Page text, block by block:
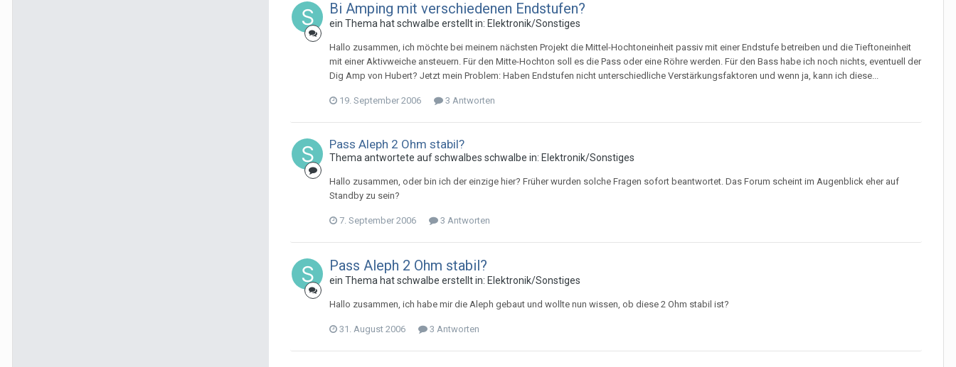
Bi Amping mit verschiedenen Endstufen?
ein Thema hatschwalbe erstellt in: Elektronik/Sonstiges
Hallo zusammen, ich möchte bei meinem nächsten Projekt die Mittel-Hochtoneinheit passiv mit einer Endstufe betreiben und die Tieftoneinheit
mit einer Aktivweiche ansteuern. Für den Mitte-Hochton soll es die Pass oder eine Röhre werden. Für den Bass habe ich noch nichts, eventuell der
Dig Amp von Hubert? Jetzt mein Problem: Haben Endstufen nicht unterschiedliche Verstärkungsfaktoren und wenn ja, kann ich diese...
19. September 2006 3 Antworten
Pass Aleph 2 Ohm stabil?
Thema antwortete aufschwalbes schwalbe in: Elektronik/Sonstiges
Hallo zusammen, oder bin ich der einzige hier? Früher wurden solche Fragen sofort beantwortet. Das Forum scheint im Augenblick eher auf
Standby zu sein?
7. September 2006 3 Antworten
Pass Aleph 2 Ohm stabil?
ein Thema hatschwalbe erstellt in: Elektronik/Sonstiges
Hallo zusammen, ich habe mir die Aleph gebaut und wollte nun wissen, ob diese 2 Ohm stabil ist?
31. August 2006 3 Antworten